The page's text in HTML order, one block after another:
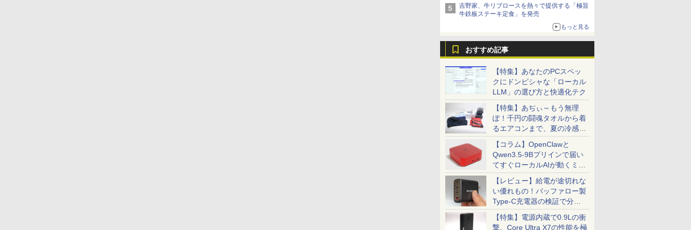
吉野家、牛リブロースを熱々で提供する「極旨
牛鉄板ステーキ定食」を発売
もっと見る
おすすめ記事
【特集】あなたのPCスペッ
クにドンピシャな「ローカル
LLM」の選び方と快適化テク
【特集】あぢぃ～もう無理
ぽ！千円の闘魂タオルから着
るエアコンまで、夏の冷感グ
ッズ一挙紹介
【コラム】OpenClawと
Qwen3.5-9Bプリインで届い
てすぐローカルAIが動くミニ
PC「SER9 Pro」
【レビュー】給電が途切れな
い優れもの！バッファロー製
Type-C充電器の検証で分か
ったこと
【特集】電源内蔵で0.9Lの衝
撃。Core Ultra X7の性能を極